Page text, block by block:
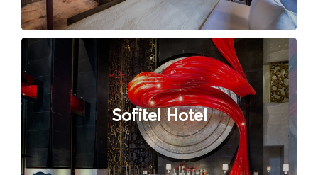
Sofitel Hotel